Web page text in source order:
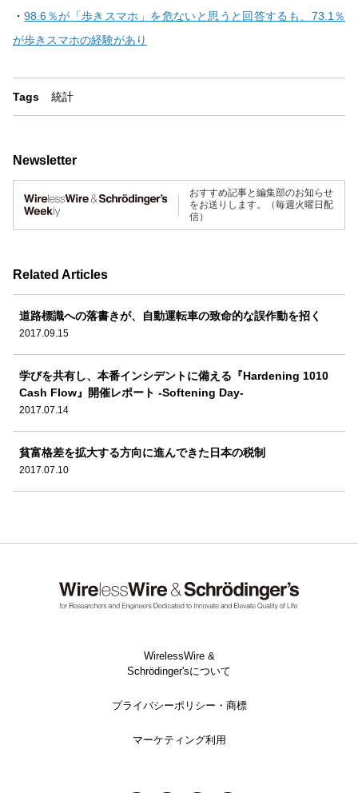
・98.6％が「歩きスマホ」を危ないと思うと回答するも、73.1％
が歩きスマホの経験があり
Tags 統計
Newsletter
おすすめ記事と編集部のお知らせ
をお送りします。（毎週火曜日配
信）
Related Articles
道路標識への落書きが、自動運転車の致命的な誤作動を招く
2017.09.15
学びを共有し、本番インシデントに備える『Hardening 1010
Cash Flow』開催レポート -Softening Day-
2017.07.14
貧富格差を拡大する方向に進んできた日本の税制
2017.07.10
WirelessWire &
Schrödinger'sについて
プライバシーポリシー・商標
マーケティング利用